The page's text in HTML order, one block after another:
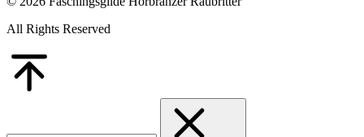
All Rights Reserved